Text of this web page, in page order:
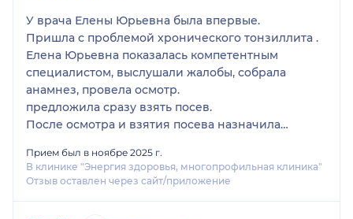
У врача Елены Юрьевна была впервые.
Пришла с проблемой хронического тонзиллита .
Елена Юрьевна показалась компетентным
специалистом, выслушали жалобы, собрала
анамнез, провела осмотр.
предложила сразу взять посев.
После осмотра и взятия посева назначила
Прием был в ноябре 2025 г.
В клинике "Энергия здоровья, многопрофильная клиника"
Отзыв оставлен через сайт/приложение